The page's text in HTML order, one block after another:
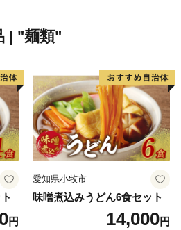
ベント大賞内閣総理大臣賞を受
らさ」「勝ち清らさ」「敗き清
負けても和気あいあい」という
り、町民の融和を育み、町の反
平日のみ）
| "麺類"
円
愛知県小牧市
味噌煮込みうどん6食セット
14,000円